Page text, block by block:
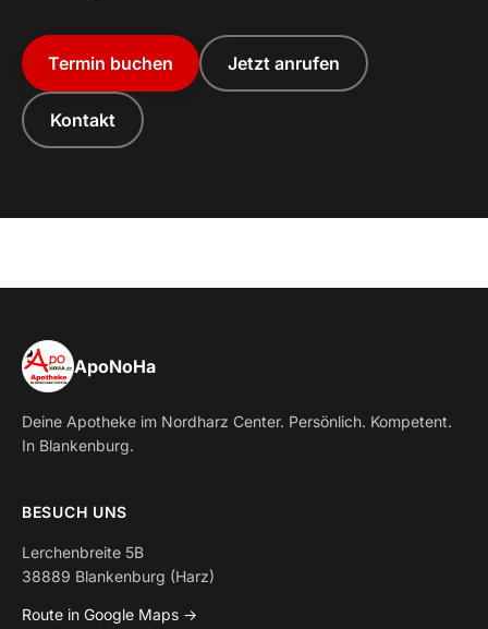
Termin buchen Jetzt anrufen
Kontakt
ApoNoHa
Deine Apotheke im Nordharz Center. Persönlich. Kompetent.
In Blankenburg.
BESUCH UNS
Lerchenbreite 5B
38889 Blankenburg (Harz)
Route in Google Maps →